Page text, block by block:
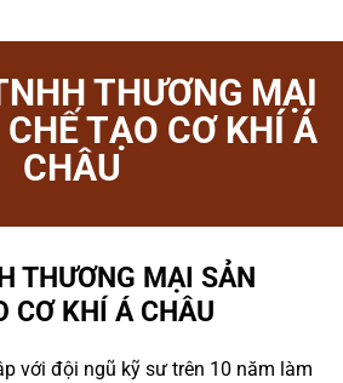
THƯƠNG MẠI
TẠO CƠ KHÍ Á
CHÂU
THƯƠNG MẠI SẢN
CƠ KHÍ Á CHÂU
với đội ngũ kỹ sư trên 10 năm làm